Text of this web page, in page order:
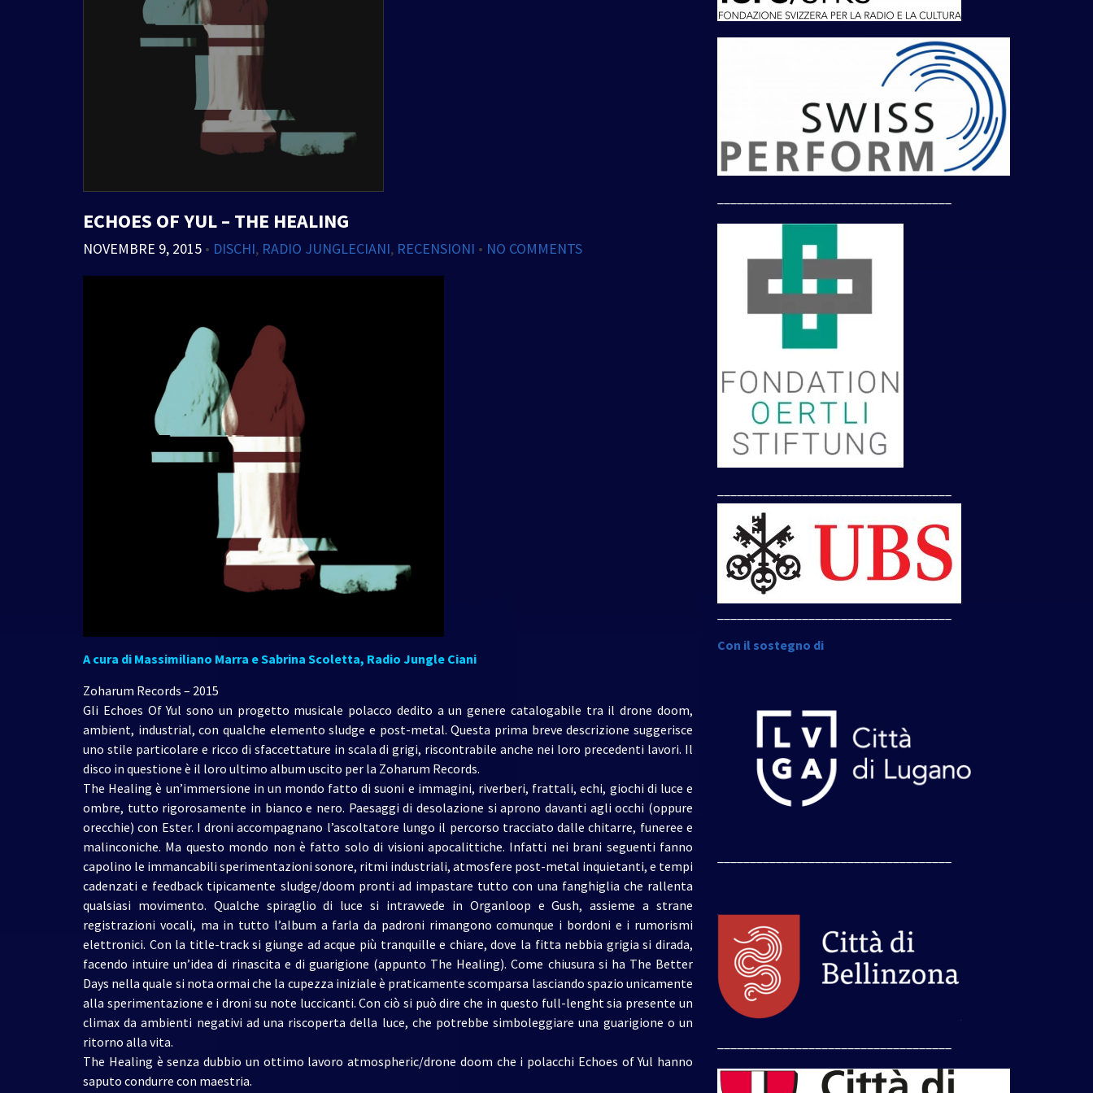
ECHOES OF YUL – THE HEALING
NOVEMBRE 9, 2015 • DISCHI, RADIO JUNGLECIANI, RECENSIONI • NO COMMENTS
A cura di Massimiliano Marra e Sabrina Scoletta, Radio Jungle Ciani
Zoharum Records – 2015
Gli Echoes Of Yul sono un progetto musicale polacco dedito a un genere catalogabile tra il drone doom,
ambient, industrial, con qualche elemento sludge e post-metal. Questa prima breve descrizione suggerisce
uno stile particolare e ricco di sfaccettature in scala di grigi, riscontrabile anche nei loro precedenti lavori. Il
disco in questione è il loro ultimo album uscito per la Zoharum Records.
The Healing è un’immersione in un mondo fatto di suoni e immagini, riverberi, frattali, echi, giochi di luce e
ombre, tutto rigorosamente in bianco e nero. Paesaggi di desolazione si aprono davanti agli occhi (oppure
orecchie) con Ester. I droni accompagnano l’ascoltatore lungo il percorso tracciato dalle chitarre, funeree e
malinconiche. Ma questo mondo non è fatto solo di visioni apocalittiche. Infatti nei brani seguenti fanno
capolino le immancabili sperimentazioni sonore, ritmi industriali, atmosfere post-metal inquietanti, e tempi
cadenzati e feedback tipicamente sludge/doom pronti ad impastare tutto con una fanghiglia che rallenta
qualsiasi movimento. Qualche spiraglio di luce si intravvede in Organloop e Gush, assieme a strane
registrazioni vocali, ma in tutto l’album a farla da padroni rimangono comunque i bordoni e i rumorismi
elettronici. Con la title-track si giunge ad acque più tranquille e chiare, dove la fitta nebbia grigia si dirada,
facendo intuire un’idea di rinascita e di guarigione (appunto The Healing). Come chiusura si ha The Better
Days nella quale si nota ormai che la cupezza iniziale è praticamente scomparsa lasciando spazio unicamente
alla sperimentazione e i droni su note luccicanti. Con ciò si può dire che in questo full-lenght sia presente un
climax da ambienti negativi ad una riscoperta della luce, che potrebbe simboleggiare una guarigione o un
ritorno alla vita.
The Healing è senza dubbio un ottimo lavoro atmospheric/drone doom che i polacchi Echoes of Yul hanno
saputo condurre con maestria.
Con il sostegno di